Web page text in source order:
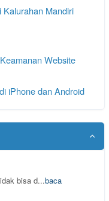
Kalurahan Mandiri
Website
iPhone dan Android
bisa d...baca